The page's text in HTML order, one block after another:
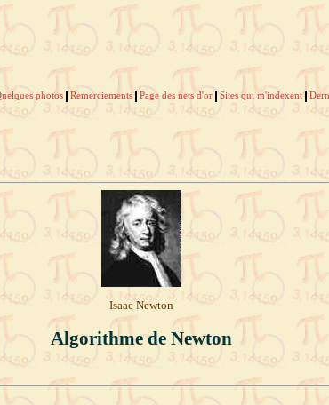
photos Remerciements Page des nets d'or Sites qui m'indexent
Isaac Newton
Algorithme de Newton